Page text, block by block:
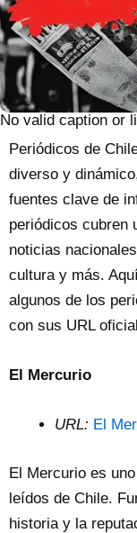
No valid caption or
Periódicos de
diverso y
fuentes clave de
periódicos cubren
noticias
cultura y más.
algunos de los
con sus URL
El Mercurio
URL: El
El Mercurio es
leídos de Chile.
historia y la